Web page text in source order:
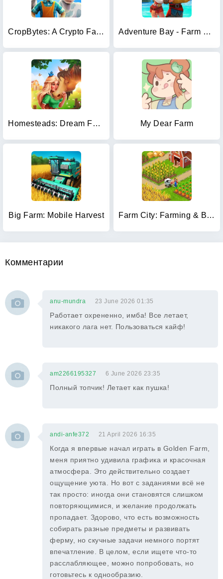
CropBytes: A Crypto Farm Game Adventure Bay - Farm Games
Homesteads: Dream Farm My Dear Farm
Big Farm: Mobile Harvest Farm City: Farming & Building
Комментарии
anu-mundra 23 June 2026 01:35
Работает охрененно, имба! Все летает,
никакого лага нет. Пользоваться кайф!
am2266195327 6 June 2026 23:35
Полный топчик! Летает как пушка!
andi-anfe372 21 April 2026 16:35
Когда я впервые начал играть в Golden Farm,
меня приятно удивила графика и красочная
атмосфера. Это действительно создает
ощущение уюта. Но вот с заданиями всё не
так просто: иногда они становятся слишком
повторяющимися, и желание продолжать
пропадает. Здорово, что есть возможность
собирать разные предметы и развивать
ферму, но скучные задачи немного портят
впечатление. В целом, если ищете что-то
расслабляющее, можно попробовать, но
готовьтесь к однообразию.